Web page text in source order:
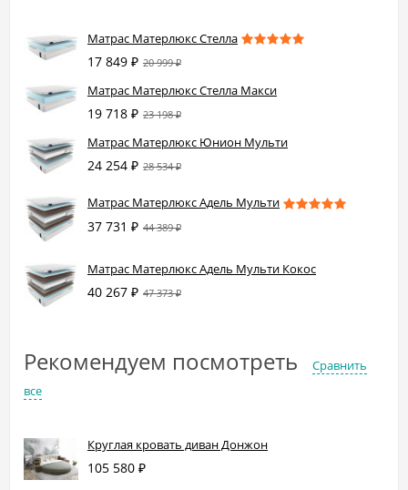
Матрас Матерлюкс Стелла
17 849 ₽ 20 999₽
Матрас Матерлюкс Стелла Макси
19 718 ₽ 23 198₽
Матрас Матерлюкс Юнион Мульти
24 254 ₽ 28 534₽
Матрас Матерлюкс Адель Мульти
37 731 ₽ 44 389₽
Матрас Матерлюкс Адель Мульти Кокос
40 267 ₽ 47 373₽
Рекомендуем посмотреть
Сравнить
все
Круглая кровать диван Донжон
105 580 ₽